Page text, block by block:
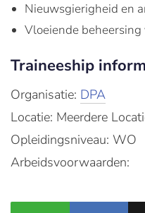
Nieuwsgierigheid en
Vloeiende
Traineeship
Organisatie: DPA
Locatie: Meerdere
Opleidingsniveau: WO
Arbeidsvoorwaarden: